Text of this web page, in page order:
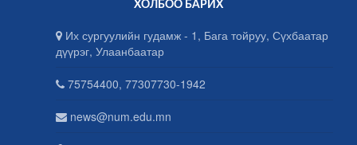
ХОЛБОО БАРИХ
Их сургуулийн гудамж - 1, Бага тойруу, Сүхбаатар
дүүрэг, Улаанбаатар
75754400, 77307730-1942
news@num.edu.mn